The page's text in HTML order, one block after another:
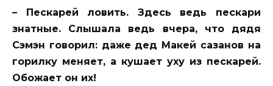
– Пескарей ловить. Здесь ведь пескари
знатные. Слышала ведь вчера, что дядя
Сэмэн говорил: даже дед Макей сазанов на
горилку меняет, а кушает уху из пескарей.
Обожает он их!